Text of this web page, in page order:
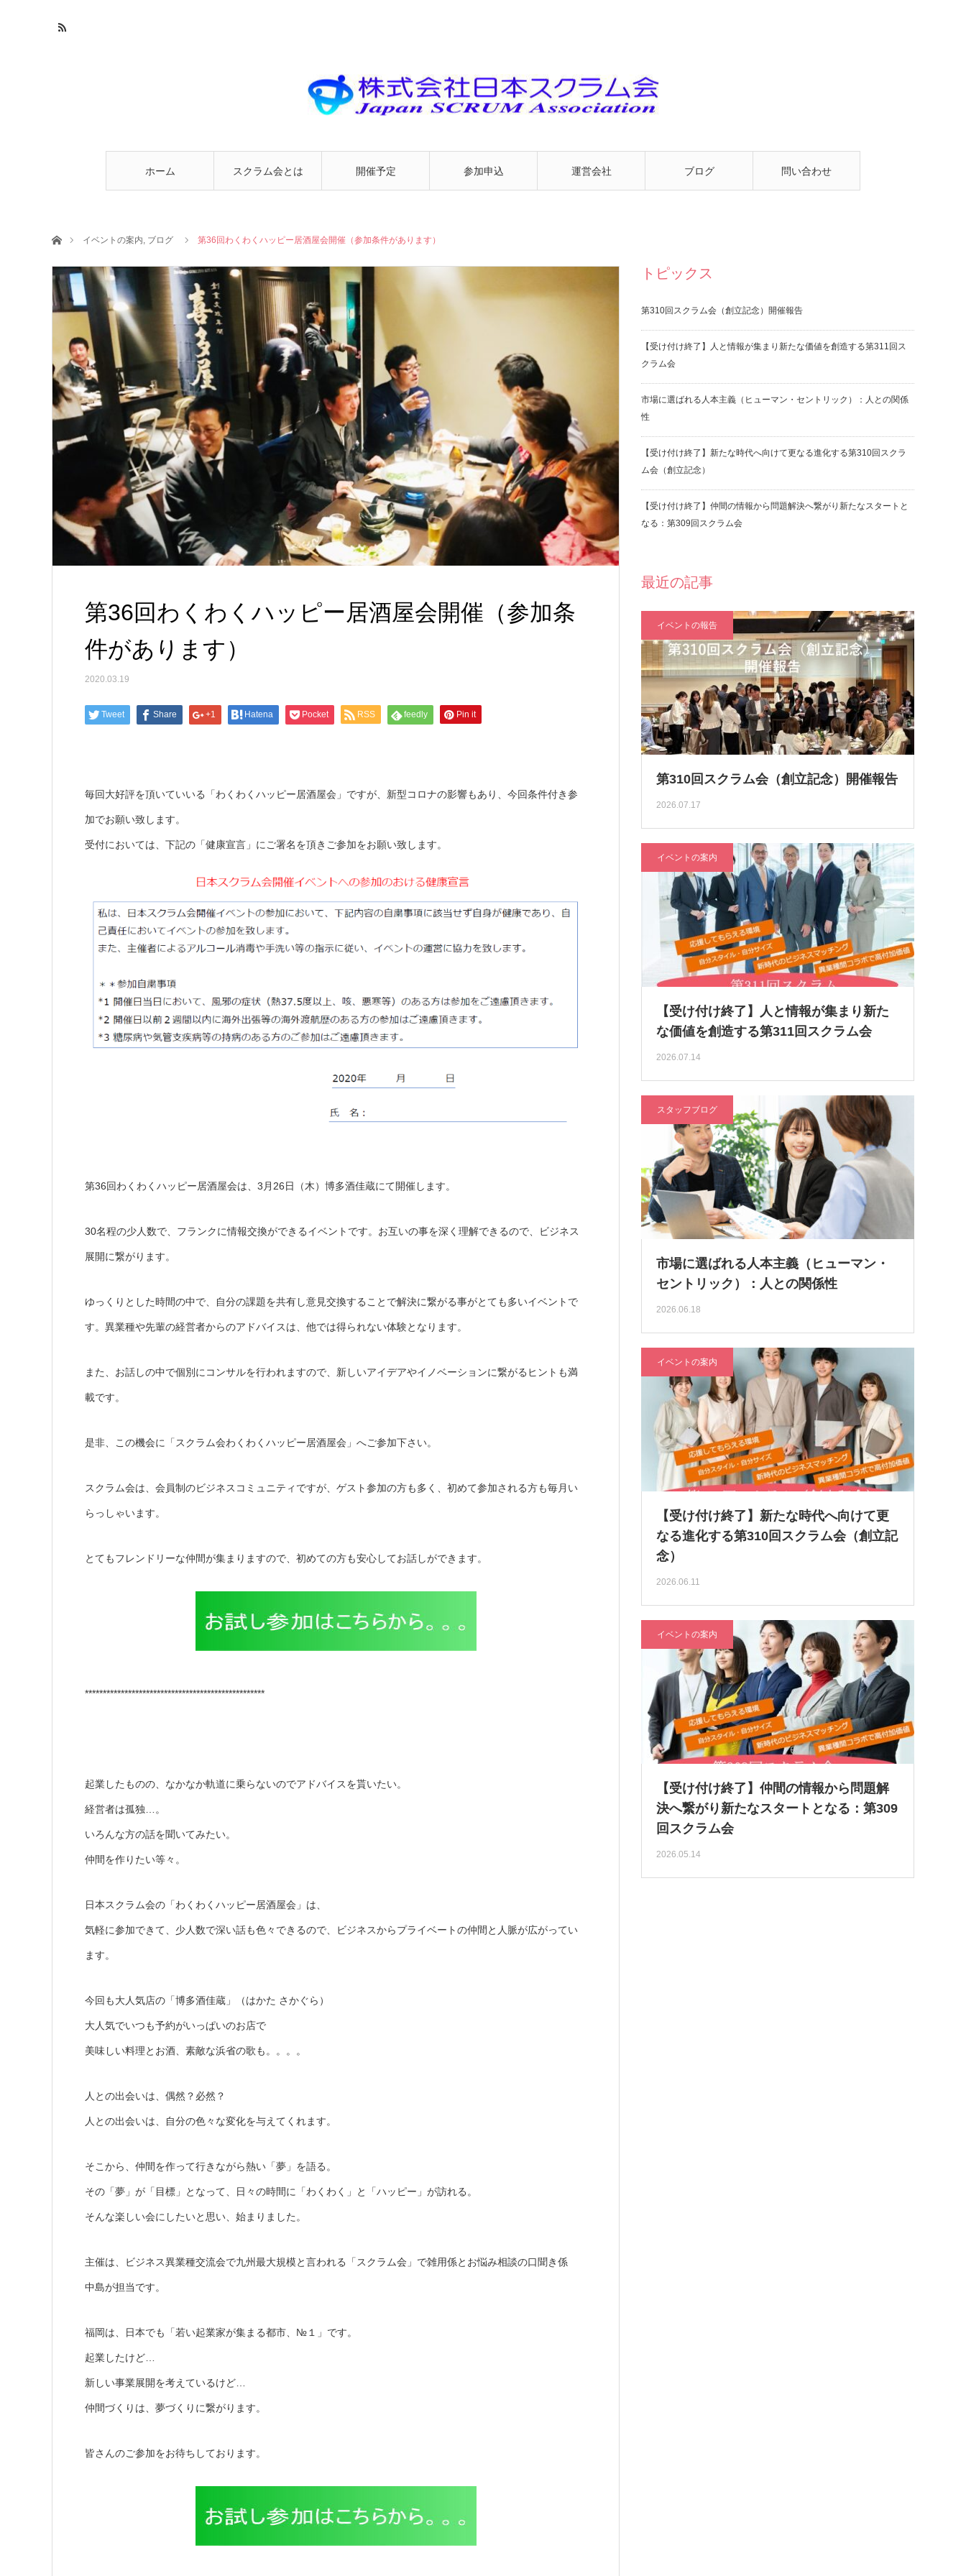
ホーム スクラム会とは 開催予定 参加申込 運営会社 ブログ 問い合わせ
ホームイベントの案内, ブログ 第36回わくわくハッピー居酒屋会開催（参加条件があります）
第36回わくわくハッピー居酒屋会開催（参加条
件があります）
2020.03.19
Tweet Share +1 Hatena Pocket RSS feedly Pin it
毎回大好評を頂いていいる「わくわくハッピー居酒屋会」ですが、新型コロナの影響もあり、今回条件付き参
加でお願い致します。
受付においては、下記の「健康宣言」にご署名を頂きご参加をお願い致します。
第36回わくわくハッピー居酒屋会は、3月26日（木）博多酒佳蔵にて開催します。
30名程の少人数で、フランクに情報交換ができるイベントです。お互いの事を深く理解できるので、ビジネス
展開に繋がります。
ゆっくりとした時間の中で、自分の課題を共有し意見交換することで解決に繋がる事がとても多いイベントで
す。異業種や先輩の経営者からのアドバイスは、他では得られない体験となります。
また、お話しの中で個別にコンサルを行われますので、新しいアイデアやイノベーションに繋がるヒントも満
載です。
是非、この機会に「スクラム会わくわくハッピー居酒屋会」へご参加下さい。
スクラム会は、会員制のビジネスコミュニティですが、ゲスト参加の方も多く、初めて参加される方も毎月い
らっしゃいます。
とてもフレンドリーな仲間が集まりますので、初めての方も安心してお話しができます。
**************************************************
起業したものの、なかなか軌道に乗らないのでアドバイスを貰いたい。
経営者は孤独…。
いろんな方の話を聞いてみたい。
仲間を作りたい等々。
日本スクラム会の「わくわくハッピー居酒屋会」は、
気軽に参加できて、少人数で深い話も色々できるので、ビジネスからプライベートの仲間と人脈が広がってい
ます。
今回も大人気店の「博多酒佳蔵」（はかた さかぐら）
大人気でいつも予約がいっぱいのお店で
美味しい料理とお酒、素敵な浜省の歌も。。。。
人との出会いは、偶然？必然？
人との出会いは、自分の色々な変化を与えてくれます。
そこから、仲間を作って行きながら熱い「夢」を語る。
その「夢」が「目標」となって、日々の時間に「わくわく」と「ハッピー」が訪れる。
そんな楽しい会にしたいと思い、始まりました。
主催は、ビジネス異業種交流会で九州最大規模と言われる「スクラム会」で雑用係とお悩み相談の口聞き係
中島が担当です。
福岡は、日本でも「若い起業家が集まる都市、№１」です。
起業したけど…
新しい事業展開を考えているけど…
仲間づくりは、夢づくりに繋がります。
皆さんのご参加をお待ちしております。
トピックス
第310回スクラム会（創立記念）開催報告
【受け付け終了】人と情報が集まり新たな価値を創造する第311回ス
クラム会
市場に選ばれる人本主義（ヒューマン・セントリック）：人との関係
性
【受け付け終了】新たな時代へ向けて更なる進化する第310回スクラ
ム会（創立記念）
【受け付け終了】仲間の情報から問題解決へ繋がり新たなスタートと
なる：第309回スクラム会
最近の記事
イベントの報告
第310回スクラム会（創立記念）開催報告
2026.07.17
イベントの案内
【受け付け終了】人と情報が集まり新た
な価値を創造する第311回スクラム会
2026.07.14
スタッフブログ
市場に選ばれる人本主義（ヒューマン・
セントリック）：人との関係性
2026.06.18
イベントの案内
【受け付け終了】新たな時代へ向けて更
なる進化する第310回スクラム会（創立記
念）
2026.06.11
イベントの案内
【受け付け終了】仲間の情報から問題解
決へ繋がり新たなスタートとなる：第309
回スクラム会
2026.05.14